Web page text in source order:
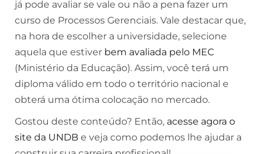
já pode avaliar se vale ou não a pena fazer um
curso de Processos Gerenciais. Vale destacar que,
na hora de escolher a universidade, selecione
aquela que estiver bem avaliada pelo MEC
(Ministério da Educação). Assim, você terá um
diploma válido em todo o território nacional e
obterá uma ótima colocação no mercado.
Gostou deste conteúdo? Então, acesse agora o
site da UNDB e veja como podemos lhe ajudar a